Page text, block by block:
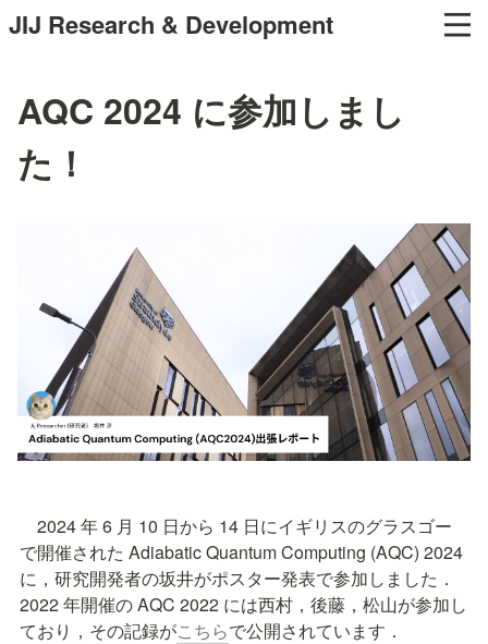
JIJ Research & Development
AQC 2024 に参加しまし
た！
2024 年 6 月 10 日から 14 日にイギリスのグラスゴー
で開催された Adiabatic Quantum Computing (AQC) 2024
に，研究開発者の坂井がポスター発表で参加しました．
2022 年開催の AQC 2022 には西村，後藤，松山が参加し
ており，その記録がこちらで公開されています．